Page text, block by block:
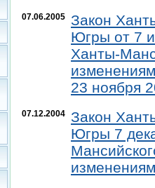
07.06.2005
Закон
Югры от 7
Ханты-
23 ноября
07.12.2004
Закон
Югры 7